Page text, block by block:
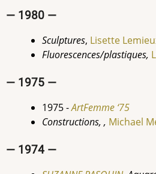
— 1980 —
Sculptures, Lisette
Fluorescences/plastiques,
— 1975 —
1975 -ArtFemme ‘75
Constructions, , Michael
— 1974 —